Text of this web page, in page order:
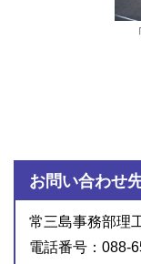
お問い合わせ
常三島事務部理
電話番号：088-